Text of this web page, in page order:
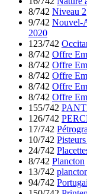
8/742 Niveau 2
9/742 Nouvel-
2020
123/742
8/742 Offre
8/742 Offre
8/742 Offre
8/742 Offre
8/742 Offre
155/742
126/742
17/742
10/742
24/742
8/742 Plancton
13/742
94/742